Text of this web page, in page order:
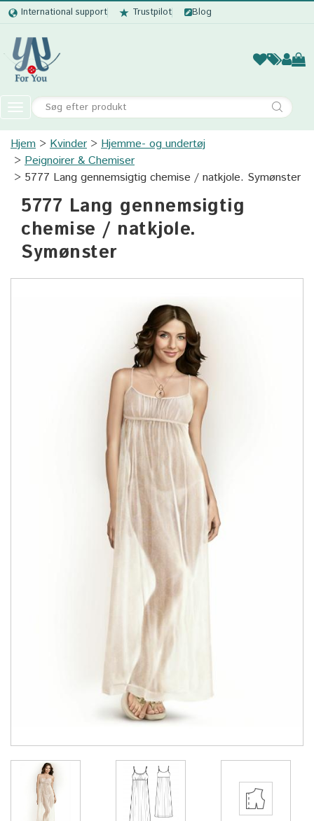
International support Trustpilot Blog
Kvinder
Toggle
navigation
Kvinder
Mænd
Børn
Accessories
Hjem Kvinder
Hjemme- og undertøj
Peignoirer & Chemiser
5777 Lang gennemsigtig сhemise / natkjole. Symønster
5777 Lang gennemsigtig
сhemise / natkjole.
Symønster